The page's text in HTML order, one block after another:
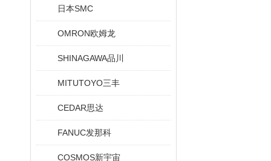
日本SMC
OMRON欧姆龙
SHINAGAWA品川
MITUTOYO三丰
CEDAR思达
FANUC发那科
COSMOS新宇宙